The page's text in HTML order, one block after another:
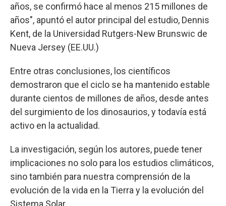
años, se confirmó hace al menos 215 millones de
años", apuntó el autor principal del estudio, Dennis
Kent, de la Universidad Rutgers-New Brunswic de
Nueva Jersey (EE.UU.)
Entre otras conclusiones, los científicos
demostraron que el ciclo se ha mantenido estable
durante cientos de millones de años, desde antes
del surgimiento de los dinosaurios, y todavía está
activo en la actualidad.
La investigación, según los autores, puede tener
implicaciones no solo para los estudios climáticos,
sino también para nuestra comprensión de la
evolución de la vida en la Tierra y la evolución del
Sistema Solar.